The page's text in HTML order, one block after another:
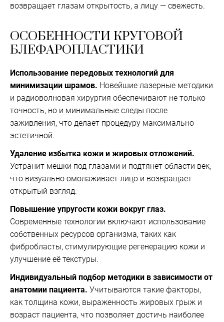
возвращает глазам открытость, а лицу — свежесть.
ОСОБЕННОСТИ КРУГОВОЙ
БЛЕФАРОПЛАСТИКИ
Использование передовых технологий для
минимизации шрамов. Новейшие лазерные методики
и радиоволновая хирургия обеспечивают не только
точность, но и минимальные следы после
заживления, что делает процедуру максимально
эстетичной.
Удаление избытка кожи и жировых отложений.
Устранит мешки под глазами и подтянет области век,
что визуально омолаживает лицо и возвращает
открытый взгляд.
Повышение упругости кожи вокруг глаз.
Современные технологии включают использование
собственных ресурсов организма, таких как
фибробласты, стимулирующие регенерацию кожи и
улучшение её текстуры.
Индивидуальный подбор методики в зависимости от
анатомии пациента. Учитываются такие факторы,
как толщина кожи, выраженность жировых грыж и
возраст пациента, что позволяет достичь наиболее